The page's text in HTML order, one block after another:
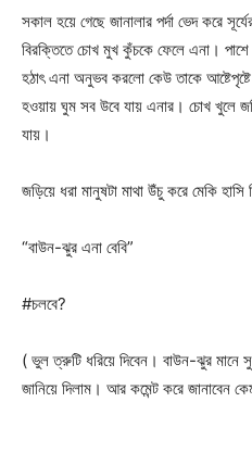
সকাল হয়ে গেছে জানালার পর্দা ভেদ করে
বিরক্তিতে চোখ মুখ কুঁচকে ফেলে এনা। পাশে
হঠাৎ এনা অনুভব করলো কেউ তাকে
হওয়ায় ঘুম সব উবে যায় এনার। চোখ খুলে
যায়।
জড়িয়ে ধরা মানুষটা মাথা উঁচু করে মেকি হাসি
“বাউন-ঝুর এনা বেবি”
#চলবে?
( ভুল ত্রুটি ধরিয়ে দিবেন। বাউন-ঝুর মানে
জানিয়ে দিলাম। আর কমেন্ট করে জানাবেন